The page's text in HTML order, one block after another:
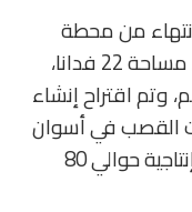
من محطة
كوم أمبو لإنتاج شتلات القصب على مساحة 22 فدانا،
موسم، وتم اقتراح إنشاء
القصب في أسوان
أيضا، على مساحة 70 فدانا، بطاقة إنتاجية حوالي 80